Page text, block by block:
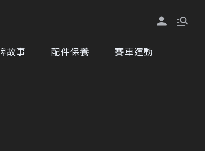
故事 配件保養 賽車運動